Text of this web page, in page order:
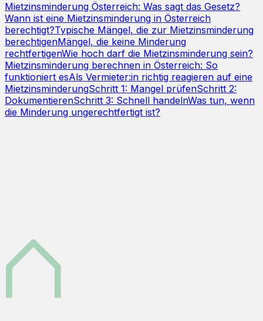
Mietzinsminderung Österreich: Was sagt das Gesetz?
Wann ist eine Mietzinsminderung in Österreich
berechtigt?Typische Mängel, die zur Mietzinsminderung
berechtigenMängel, die keine Minderung
rechtfertigenWie hoch darf die Mietzinsminderung sein?
Mietzinsminderung berechnen in Österreich: So
funktioniert esAls Vermieter:in richtig reagieren auf eine
MietzinsminderungSchritt 1: Mangel prüfenSchritt 2:
DokumentierenSchritt 3: Schnell handelnWas tun, wenn
die Minderung ungerechtfertigt ist?